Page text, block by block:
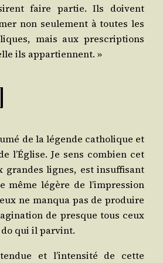
faire par­tie. Ils doivent
non seule­ment à toutes les
mais aux pres­crip­tions
ils appartiennent. »
de la légende catho­lique et
l’Église. Je sens com­bien cet
grandes lignes, est insuf­fi­sant
même légère de l’impression
ne man­qua pas de pro­duire
de presque tous ceux
qui il parvint.
et l’intensité de cette